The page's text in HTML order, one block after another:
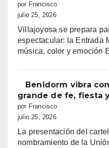
por Francisco
julio 25, 2026
Villajoyosa se prepara
espectacular: la Entrada
música, color y emoción
Benidorm vibra
grande de fe, fiesta
por Francisco
julio 25, 2026
La presentación del
nombramiento de la